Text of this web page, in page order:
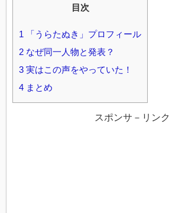
目次
1 「うらたぬき」プロフィール
2 なぜ同一人物と発表？
3 実はこの声をやっていた！
4 まとめ
スポンサ－リンク